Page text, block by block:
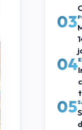
03
04
05